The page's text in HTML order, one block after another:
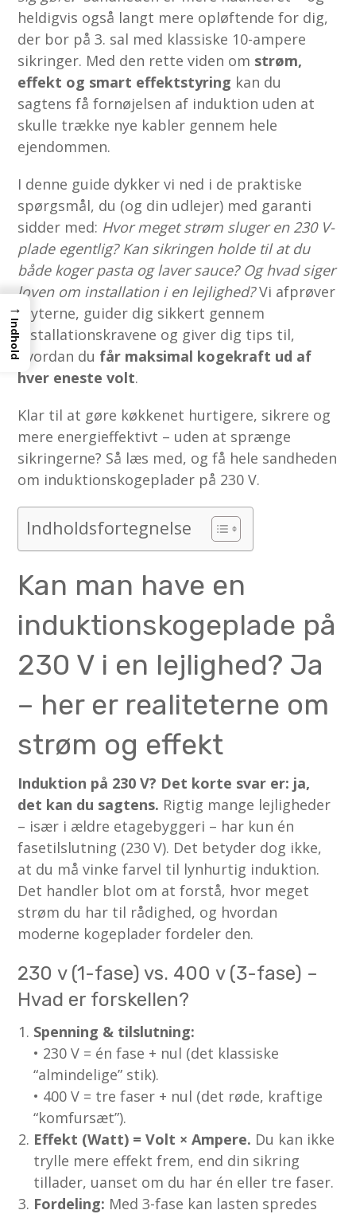
heldigvis også langt mere opløftende for dig,
der bor på 3. sal med klassiske 10-ampere
sikringer. Med den rette viden om strøm,
effekt og smart effektstyring kan du
sagtens få fornøjelsen af induktion uden at
skulle trække nye kabler gennem hele
ejendommen.
I denne guide dykker vi ned i de praktiske
spørgsmål, du (og din udlejer) med garanti
sidder med: Hvor meget strøm sluger en 230 V-
plade egentlig? Kan sikringen holde til at du
både koger pasta og laver sauce? Og hvad siger
loven om installation i en lejlighed?Vi afprøver
myterne, guider dig sikkert gennem
installationskravene og giver dig tips til,
hvordan du får maksimal kogekraft ud af
hver eneste volt.
Klar til at gøre køkkenet hurtigere, sikrere og
mere energieffektivt – uden at sprænge
sikringerne? Så læs med, og få hele sandheden
om induktionskogeplader på 230 V.
Indholdsfortegnelse
Kan man have en
induktionskogeplade på
230 V i en lejlighed? Ja
– her er realiteterne om
strøm og effekt
Induktion på 230 V? Det korte svar er: ja,
det kan du sagtens. Rigtig mange lejligheder
– især i ældre etagebyggeri – har kun én
fasetilslutning (230 V). Det betyder dog ikke,
at du må vinke farvel til lynhurtig induktion.
Det handler blot om at forstå, hvor meget
strøm du har til rådighed, og hvordan
moderne kogeplader fordeler den.
230 v (1-fase) vs. 400 v (3-fase) –
Hvad er forskellen?
Spenning & tilslutning:
• 230 V = én fase + nul (det klassiske
“almindelige” stik).
• 400 V = tre faser + nul (det røde, kraftige
“komfursæt”).
Effekt (Watt) = Volt × Ampere. Du kan ikke
trylle mere effekt frem, end din sikring
tillader, uanset om du har én eller tre faser.
Fordeling: Med 3-fase kan lasten spredes
→
Indhold